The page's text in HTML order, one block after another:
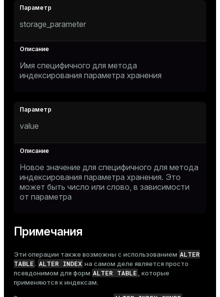
storage_parameter
Имя специфичного для метода
индексирования параметра хранения
value
Новое значение для специфичного для метода
индексирования параметра хранения. Это
может быть число или слово, в зависимости
от параметра
Примечания
Эти операции также возможны с использованием ALTER
TABLE . ALTER INDEX на самом деле является просто
псевдонимом для форм ALTER TABLE
, которые
применяются к индексам.